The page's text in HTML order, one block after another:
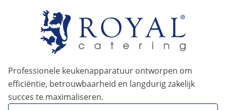
Professionele keukenapparatuur ontworpen om
efficiëntie, betrouwbaarheid en langdurig zakelijk
succes te maximaliseren.